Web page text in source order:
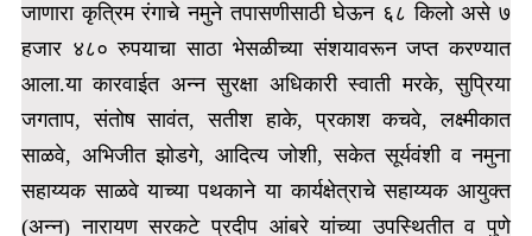
जाणारा कृत्रिम रंगाचे नमुने तपासणीसाठी घेऊन ६८ किलो असे ७
हजार ४८० रुपयाचा साठा भेसळीच्या संशयावरून जप्त करण्यात
आला.या कारवाईत अन्न सुरक्षा अधिकारी स्वाती मरके, सुप्रिया
जगताप, संतोष सावंत, सतीश हाके, प्रकाश कचवे, लक्ष्मीकात
साळवे, अभिजीत झोडगे, आदित्य जोशी, सकेत सूर्यवंशी व नमुना
सहाय्यक साळवे याच्या पथकाने या कार्यक्षेत्राचे सहाय्यक आयुक्त
(अन्न) नारायण सरकटे प्रदीप आंबरे यांच्या उपस्थितीत व पुणे